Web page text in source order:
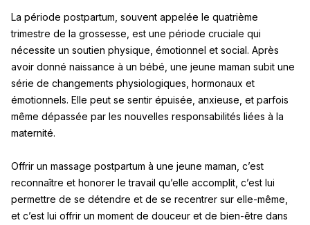
La période postpartum, souvent appelée le quatrième
trimestre de la grossesse, est une période cruciale qui
nécessite un soutien physique, émotionnel et social. Après
avoir donné naissance à un bébé, une jeune maman subit une
série de changements physiologiques, hormonaux et
émotionnels. Elle peut se sentir épuisée, anxieuse, et parfois
même dépassée par les nouvelles responsabilités liées à la
maternité.
Offrir un massage postpartum à une jeune maman, c’est
reconnaître et honorer le travail qu’elle accomplit, c’est lui
permettre de se détendre et de se recentrer sur elle-même,
et c’est lui offrir un moment de douceur et de bien-être dans